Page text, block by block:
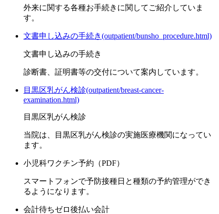
外来に関する各種お⼿続きに関してご紹介していま
す。
文書申し込みの手続き(outpatient/bunsho_procedure.html)
文書申し込みの手続き
診断書、証明書等の交付について案内しています。
目黒区乳がん検診(outpatient/breast-cancer-
examination.html)
目黒区乳がん検診
当院は、目黒区乳がん検診の実施医療機関になってい
ます。
小児科ワクチン予約（PDF）
スマートフォンで予防接種日と種類の予約管理ができ
るようになります。
会計待ちゼロ後払い会計